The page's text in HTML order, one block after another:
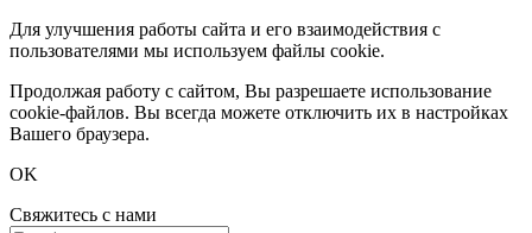
Для улучшения работы сайта и его взаимодействия с
пользователями мы используем файлы cookie.
Продолжая работу с сайтом, Вы разрешаете использование
cookie-файлов. Вы всегда можете отключить их в настройках
Вашего браузера.
OK
Свяжитесь с нами